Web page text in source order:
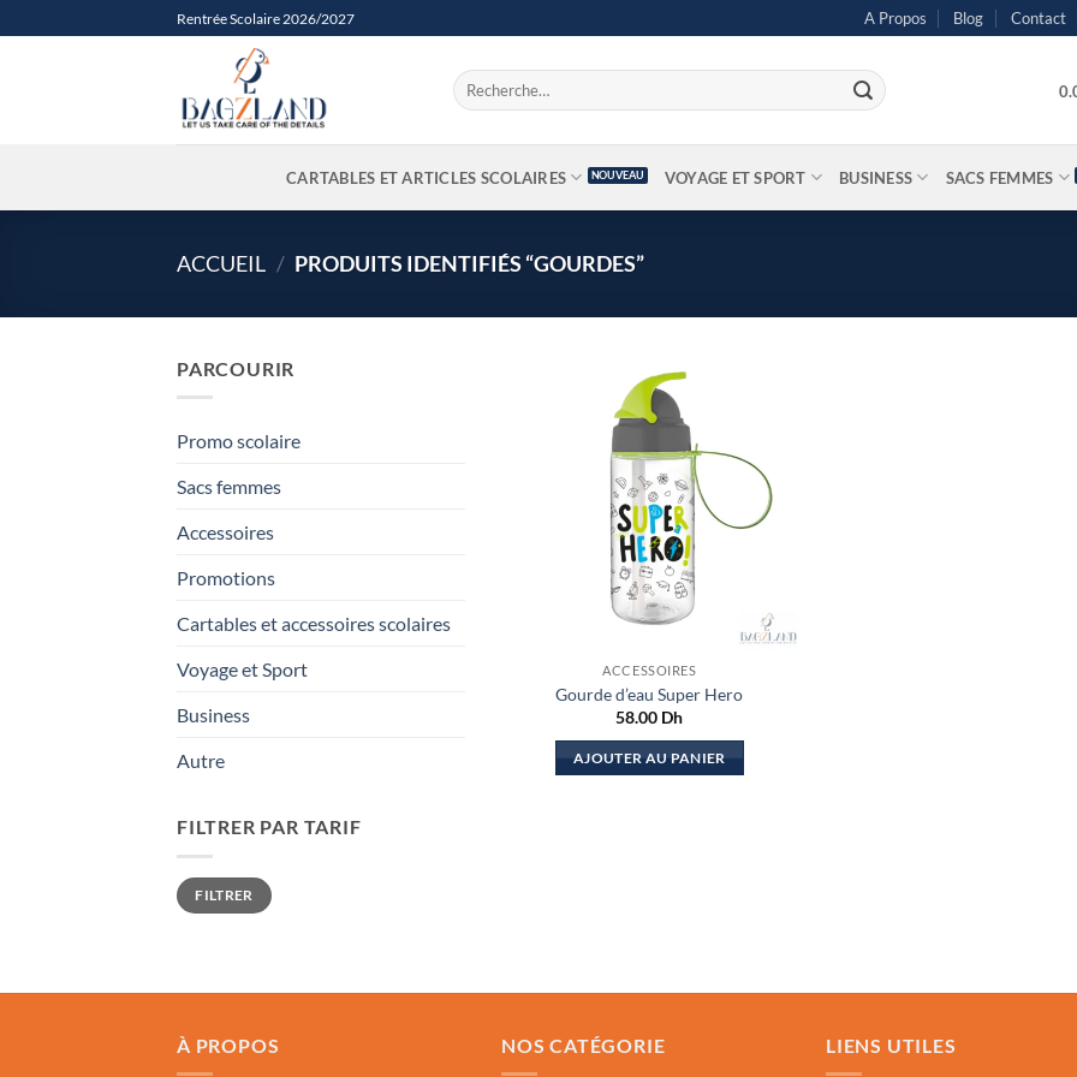
au
Rentrée Scolaire 2026/2027 A Propos Blog Contact
Recherche
pour :
CARTABLES ET ARTICLES SCOLAIRES VOYAGE ET SPORT BUSINESS SACS FEMMES
ACCUEIL / PRODUITS IDENTIFIÉS “GOURDES”
PARCOURIR
Promo scolaire
Sacs femmes
Accessoires
Promotions
Cartables et accessoires scolaires
Voyage et Sport
Business
Autre
FILTRER PAR TARIF
Prix
min
Prix
maxFILTRER
ACCESSOIRES
Gourde d’eau Super Hero
58.00 Dh
AJOUTER AU PANIER
À PROPOS NOS CATÉGORIE LIENS UTILES